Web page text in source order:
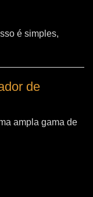
é simples,
de
ampla gama de